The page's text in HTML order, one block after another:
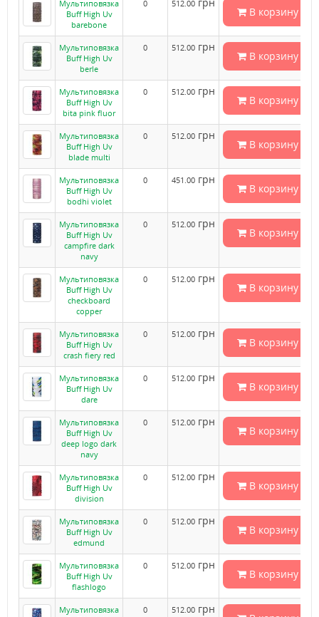
Мультиповязка
Buff High Uv
barebone
0 512.00
В корзину
Мультиповязка
Buff High Uv
berle
0 512.00 грн
В корзину
Мультиповязка
Buff High Uv
bita pink fluor
0 512.00 грн
В корзину
Мультиповязка
Buff High Uv
blade multi
0 512.00 грн
В корзину
Мультиповязка
Buff High Uv
bodhi violet
0 451.00 грн
В корзину
Мультиповязка
Buff High Uv
campfire dark
navy
0 512.00 грн
В корзину
Мультиповязка
Buff High Uv
checkboard
copper
0 512.00 грн
В корзину
Мультиповязка
Buff High Uv
crash fiery red
0 512.00 грн
В корзину
Мультиповязка
Buff High Uv
dare
0 512.00 грн
В корзину
Мультиповязка
Buff High Uv
deep logo dark
navy
0 512.00 грн
В корзину
Мультиповязка
Buff High Uv
division
0 512.00 грн
В корзину
Мультиповязка
Buff High Uv
edmund
0 512.00 грн
В корзину
Мультиповязка
Buff High Uv
flashlogo
0 512.00 грн
В корзину
Мультиповязка
0 512.00 грн